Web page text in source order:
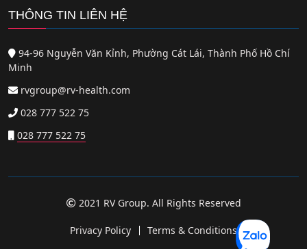
THÔNG TIN LIÊN HỆ
94-96 Nguyễn Văn Kỉnh, Phường Cát Lái, Thành Phố Hồ Chí
Minh
rvgroup@rv-health.com
028 777 522 75
028 777 522 75
2021 RV Group. All Rights Reserved
Privacy Policy Terms & Conditions